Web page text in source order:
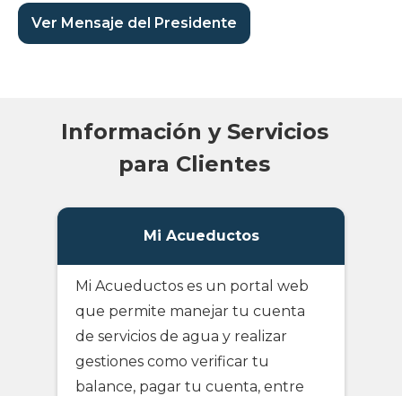
Ver Mensaje del Presidente
Información y Servicios
para Clientes
Mi Acueductos
Mi Acueductos es un portal web
que permite manejar tu cuenta
de servicios de agua y realizar
gestiones como verificar tu
balance, pagar tu cuenta, entre